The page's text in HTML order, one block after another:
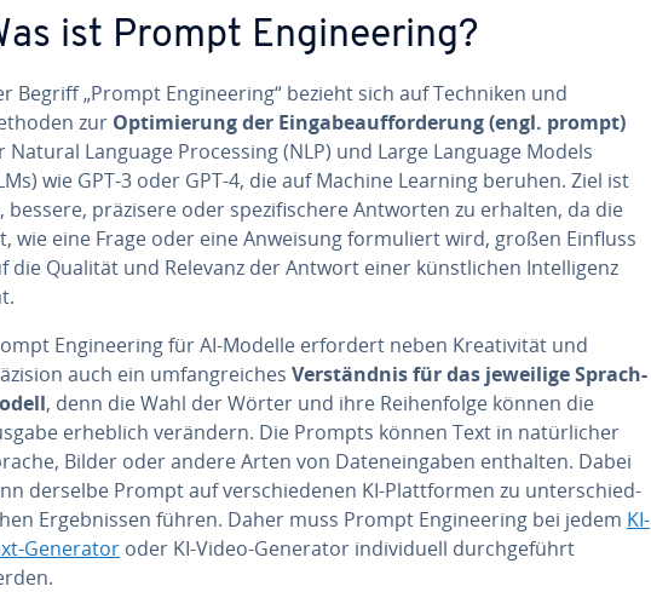
ist Prompt En­gi­nee­ring?
Begriff „Prompt En­gi­nee­ring“ bezieht sich auf Techniken und
zur Op­ti­mie­rung der Ein­ga­be­auf­for­de­rung (engl. prompt)
Natural Language Pro­ces­sing (NLP) und Large Language Models
wie GPT-3 oder GPT-4, die auf Machine Learning beruhen. Ziel ist
bessere, präzisere oder spe­zi­fi­sche­re Antworten zu erhalten, da die
wie eine Frage oder eine Anweisung for­mu­liert wird, großen Einfluss
die Qualität und Relevanz der Antwort einer künst­li­chen In­tel­li­genz
En­gi­nee­ring für AI-Modelle erfordert neben Krea­ti­vi­tät und
auch ein um­fang­rei­ches Ver­ständ­nis für das jeweilige Sprach­
, denn die Wahl der Wörter und ihre Rei­hen­fol­ge können die
erheblich verändern. Die Prompts können Text in na­tür­li­cher
Bilder oder andere Arten von Da­ten­ein­ga­ben enthalten. Dabei
derselbe Prompt auf ver­schie­de­nen KI-Platt­for­men zu un­ter­schied­
Er­geb­nis­sen führen. Daher muss Prompt En­gi­nee­ring bei jedem KI-
Generator oder KI-Video-Generator in­di­vi­du­ell durch­ge­führt